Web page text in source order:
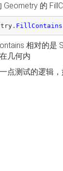
Geometry 的
. FillContains
相对的是
几何内
点测试的逻辑